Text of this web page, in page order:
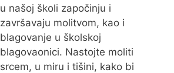
u našoj školi započinju i
završavaju molitvom, kao i
blagovanje u školskoj
blagovaonici. Nastojte moliti
srcem, u miru i tišini, kako bi